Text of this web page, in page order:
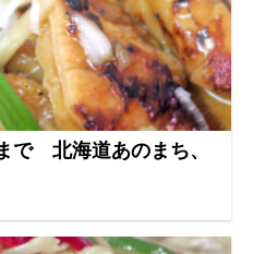
で 北海道あのまち、